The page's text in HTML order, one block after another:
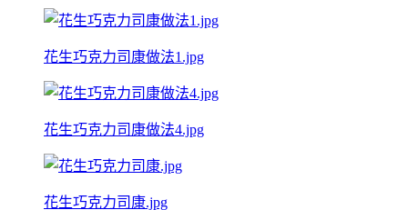
花生巧克力司康做法1.jpg
花生巧克力司康做法4.jpg
花生巧克力司康.jpg